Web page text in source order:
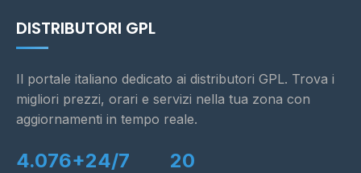
DISTRIBUTORI GPL
Il portale italiano dedicato ai distributori GPL. Trova i
migliori prezzi, orari e servizi nella tua zona con
aggiornamenti in tempo reale.
4.076+24/7 20